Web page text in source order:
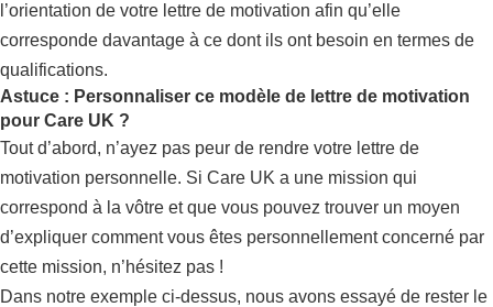
l’orientation de votre lettre de motivation afin qu’elle
corresponde davantage à ce dont ils ont besoin en termes de
qualifications.
Astuce : Personnaliser ce modèle de lettre de motivation
pour Care UK ?
Tout d’abord, n’ayez pas peur de rendre votre lettre de
motivation personnelle. Si Care UK a une mission qui
correspond à la vôtre et que vous pouvez trouver un moyen
d’expliquer comment vous êtes personnellement concerné par
cette mission, n’hésitez pas !
Dans notre exemple ci-dessus, nous avons essayé de rester le